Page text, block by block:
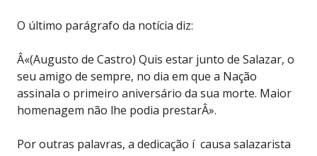
O último parágrafo da notícia diz:
Â«(Augusto de Castro) Quis estar junto de Salazar, o
seu amigo de sempre, no dia em que a Nação
assinala o primeiro aniversário da sua morte. Maior
homenagem não lhe podia prestarÂ».
Por outras palavras, a dedicação í causa salazarista